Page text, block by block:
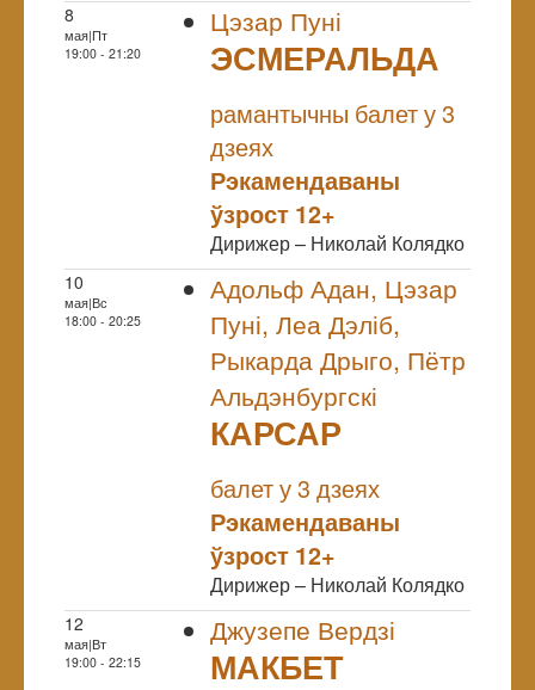
8
мая|Пт
19:00 - 21:20
Цэзар Пуні
ЭСМЕРАЛЬДА
рамантычны балет у 3
дзеях
Рэкамендаваны
ўзрост 12+
Дирижер – Николай Колядко
10
мая|Вс
18:00 - 20:25
Адольф Адан, Цэзар
Пуні, Леа Дэліб,
Рыкарда Дрыго, Пётр
Альдэнбургскі
КАРСАР
балет у 3 дзеях
Рэкамендаваны
ўзрост 12+
Дирижер – Николай Колядко
12
мая|Вт
19:00 - 22:15
Джузепе Вердзі
МАКБЕТ